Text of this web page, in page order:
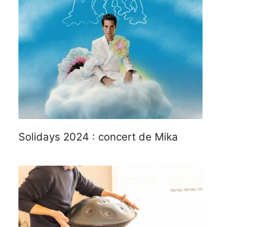
Solidays 2024 : concert de Mika